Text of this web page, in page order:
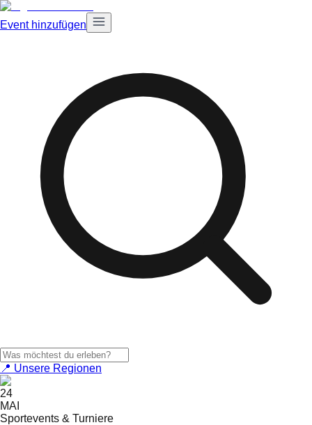
Event hinzufügen
📍 Unsere Regionen
24
MAI
Sportevents & Turniere